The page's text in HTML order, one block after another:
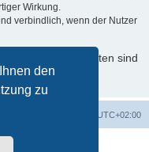
den
zu
Wirkung.
verbindlich, wenn der Nutzer
persönlichen Daten sind
UTC+02:00